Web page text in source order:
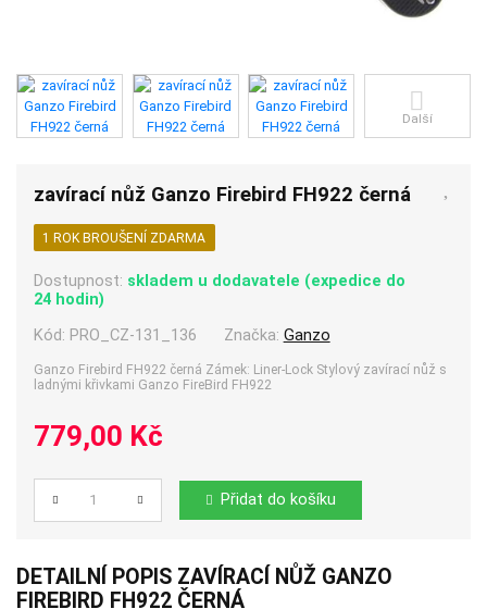
Další
zavírací nůž Ganzo Firebird FH922 černá
1 ROK BROUŠENÍ ZDARMA
Dostupnost: skladem u dodavatele (expedice do
24 hodin)
Kód: PRO_CZ-131_136 Značka: Ganzo
Ganzo Firebird FH922 černá Zámek: Liner-Lock Stylový zavírací nůž s
ladnými křivkami Ganzo FireBird FH922
779,00 Kč
Počet Přidat do košíku
DETAILNÍ POPIS ZAVÍRACÍ NŮŽ GANZO
FIREBIRD FH922 ČERNÁ